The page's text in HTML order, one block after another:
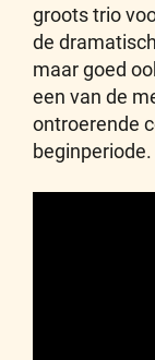
groots trio
de
maar goed
een van de
ontroerende
beginperiode.